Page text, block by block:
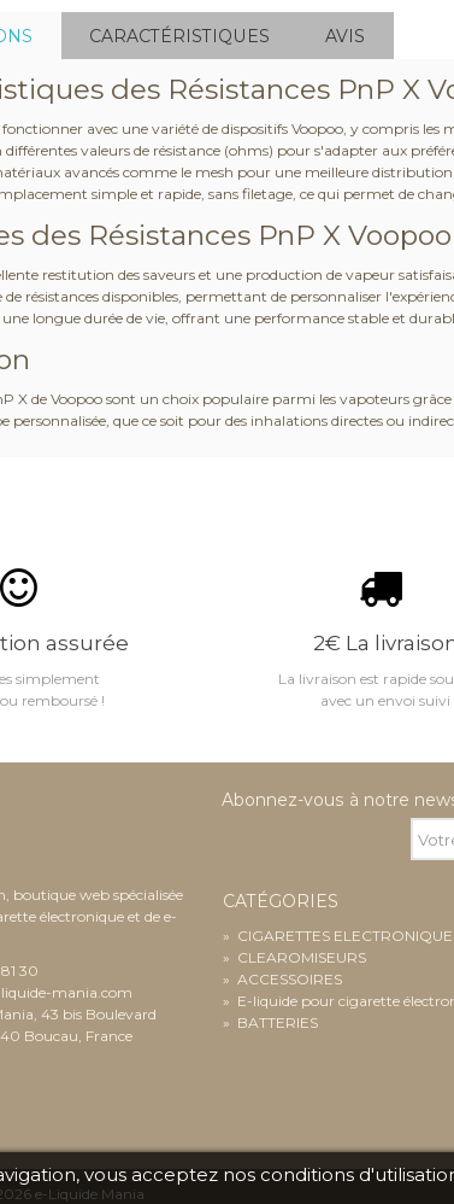
CARACTÉRISTIQUES AVIS
des Résistances PnP X
avec une variété de dispositifs Voopoo, y compris les
différentes valeurs de résistance (ohms) pour s'adapter aux
avancés comme le mesh pour une meilleure
simple et rapide, sans filetage, ce qui permet de
des Résistances PnP X Voopoo
restitution des saveurs et une production de vapeur
résistances disponibles, permettant de personnaliser
longue durée de vie, offrant une performance stable et
X de Voopoo sont un choix populaire parmi les vapoteurs
personnalisée, que ce soit pour des inhalations directes ou
assurée
simplement
remboursé !
2€ La
La livraison est rapide
avec un envoi suivi
Abonnez-vous à notre
boutique web spécialisée
électronique et de e-
30
mania.com
43 bis Boulevard
Boucau, France
CATÉGORIES
» CIGARETTES
» CLEAROMISEURS
» ACCESSOIRES
» E-liquide pour cigarette
» BATTERIES
vous acceptez nos conditions
e-Liquide Mania